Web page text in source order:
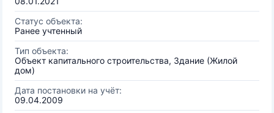
Статус объекта:
Ранее учтенный
Тип объекта:
Объект капитального строительства, Здание (Жилой
дом)
Дата постановки на учёт:
09.04.2009